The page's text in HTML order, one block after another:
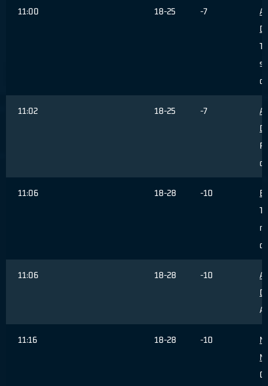
11:00 18-25 -7
11:02 18-25 -7
11:06 18-28 -10
11:06 18-28 -10
11:16 18-28 -10